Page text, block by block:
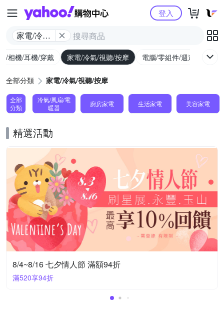
Yahoo購物中心
家電/冷氣/
登入
/相機/耳機/穿戴 家電/冷氣/視聽/按摩 電腦/零組件/週邊/遊戲
全部分類 家電/冷氣/視聽/按摩
全部
分類
冷氣/風扇/電
暖器
廚房家電 生活家電 美容家電
精選活動
8/4~8/16 七夕情人節 滿額94折
滿520享94折